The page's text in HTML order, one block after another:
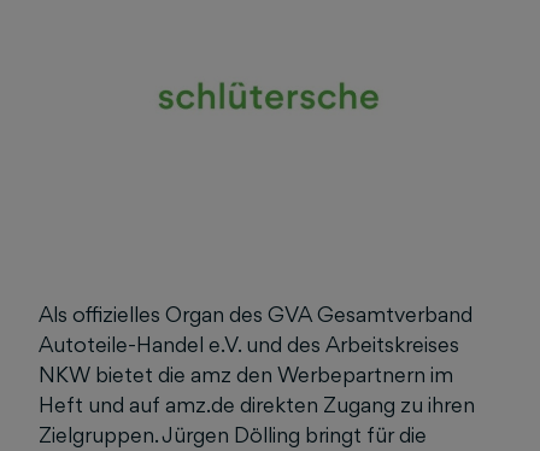
Als offizielles Organ des GVA Gesamtverband
Autoteile-Handel e.V. und des Arbeitskreises
NKW bietet die amz den Werbepartnern im
Heft und auf amz.de direkten Zugang zu ihren
Zielgruppen. Jürgen Dölling bringt für die